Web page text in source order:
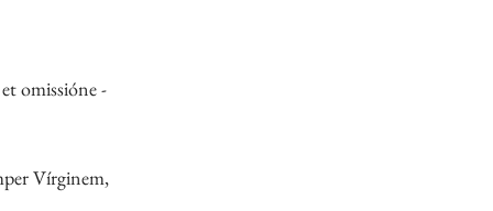
omissióne -
Vírginem,